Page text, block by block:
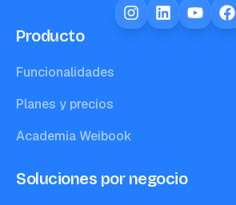
Producto
Funcionalidades
Planes y precios
Academia Weibook
Soluciones por negocio